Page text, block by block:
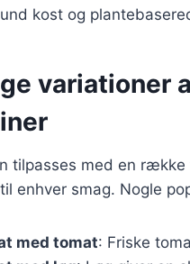
kost og
variationer
tilpasses med en
enhver smag. Nogle
med tomat: Friske